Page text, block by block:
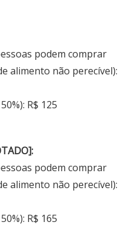
podem comprar
alimento não perecível):
R$ 125
podem comprar
alimento não perecível):
R$ 165